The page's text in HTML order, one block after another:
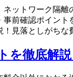
ットワーク隔
前確認ポイン
を徹底解